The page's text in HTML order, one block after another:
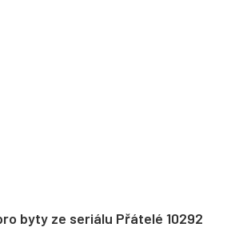
byty ze seriálu Přátelé 10292